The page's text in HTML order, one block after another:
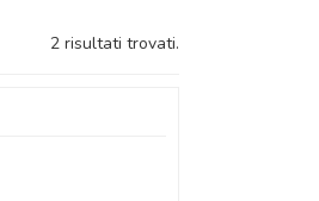
2 risultati trovati.